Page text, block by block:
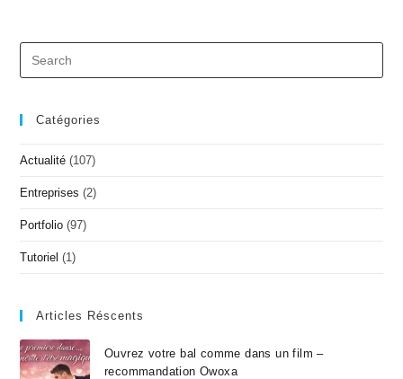
Catégories
Actualité (107)
Entreprises (2)
Portfolio (97)
Tutoriel (1)
Articles Réscents
Ouvrez votre bal comme dans un film –
recommandation Owoxa